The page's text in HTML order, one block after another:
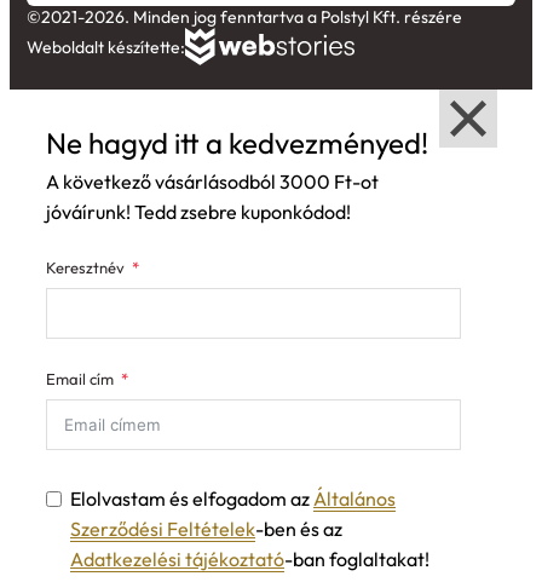
Weboldalt készítette:
A következő vásárlásodból 3000 Ft-ot
jóváírunk! Tedd zsebre kuponkódod!
Szerződési Feltételek-ben és az
Adatkezelési tájékoztató-ban foglaltakat!